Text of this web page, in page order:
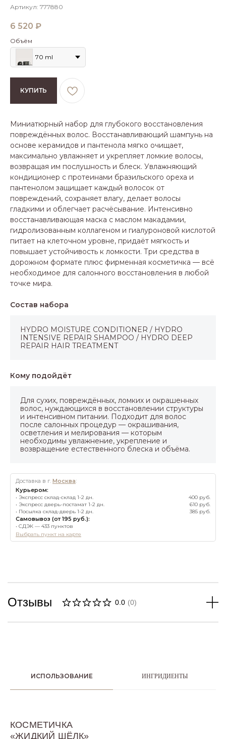
Артикул: 777880
6 520 ₽
Объём
70 ml
КУПИТЬ
Миниатюрный набор для глубокого восстановления
повреждённых волос. Восстанавливающий шампунь на
основе керамидов и пантенола мягко очищает,
максимально увлажняет и укрепляет ломкие волосы,
возвращая им послушность и блеск. Увлажняющий
кондиционер с протеинами бразильского ореха и
пантенолом защищает каждый волосок от
повреждений, сохраняет влагу, делает волосы
гладкими и облегчает расчёсывание. Интенсивно
восстанавливающая маска с маслом макадамии,
гидролизованным коллагеном и гиалуроновой кислотой
питает на клеточном уровне, придаёт мягкость и
повышает устойчивость к ломкости. Три средства в
дорожном формате плюс фирменная косметичка — всё
необходимое для салонного восстановления в любой
точке мира.
Состав набора
HYDRO MOISTURE CONDITIONER / HYDRO
INTENSIVE REPAIR SHAMPOO / HYDRO DEEP
REPAIR HAIR TREATMENT
Кому подойдёт
Для сухих, повреждённых, ломких и окрашенных
волос, нуждающихся в восстановлении структуры
и интенсивном питании. Подходит для волос
после салонных процедур — окрашивания,
осветления и мелирования — которым
необходимы увлажнение, укрепление и
возвращение естественного блеска и объёма.
Доставка в г. Москва:
Курьером:
• Экспресс склад-склад 1-2 дн.
400 руб.
• Экспресс дверь-постамат 1-2 дн.
610 руб.
• Посылка склад-дверь 1-2 дн.
385 руб.
Самовывоз (от 195 руб.):
• СДЭК — 433 пунктов
Выбрать пункт на карте
Отзывы 0.0 (0)
ИСПОЛЬЗОВАНИЕ ИНГРИДИЕНТЫ
КОСМЕТИЧКА
«ЖИДКИЙ ШЁЛК»